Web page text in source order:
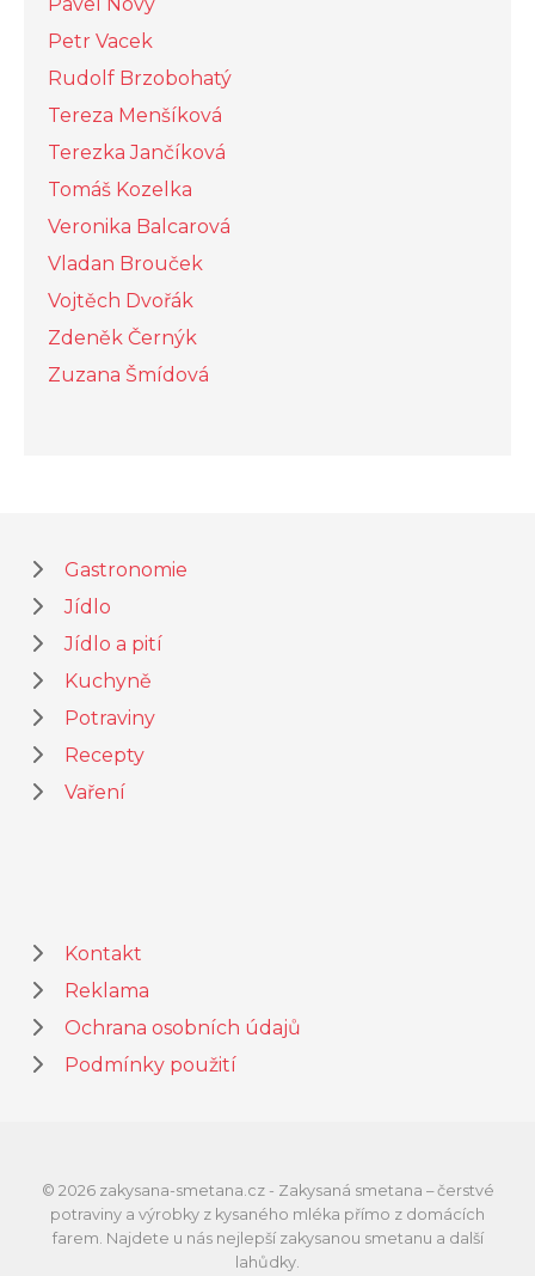
Petr Vacek
Rudolf Brzobohatý
Tereza Menšíková
Terezka Jančíková
Tomáš Kozelka
Veronika Balcarová
Vladan Brouček
Vojtěch Dvořák
Zdeněk Černýk
Zuzana Šmídová
Gastronomie
Jídlo
Jídlo a pití
Kuchyně
Potraviny
Recepty
Vaření
Kontakt
Reklama
Ochrana osobních údajů
Podmínky použití
© 2026 zakysana-smetana.cz - Zakysaná smetana – čerstvé
potraviny a výrobky z kysaného mléka přímo z domácích
farem. Najdete u nás nejlepší zakysanou smetanu a další
lahůdky.